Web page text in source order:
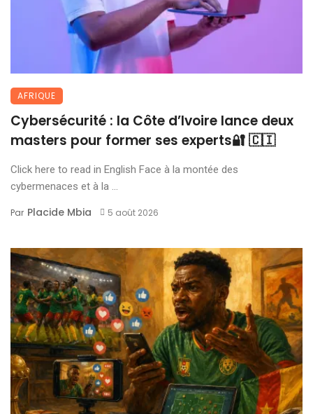
AFRIQUE
Cybersécurité : la Côte d’Ivoire lance deux
masters pour former ses experts🔐 🇨🇮
Click here to read in English Face à la montée des
cybermenaces et à la ...
Par Placide Mbia 5 août 2026